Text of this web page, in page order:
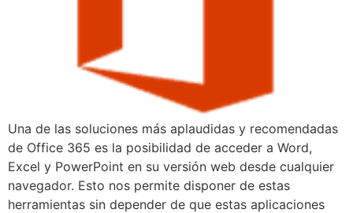
Una de las soluciones más aplaudidas y recomendadas
de Office 365 es la posibilidad de acceder a Word,
Excel y PowerPoint en su versión web desde cualquier
navegador. Esto nos permite disponer de estas
herramientas sin depender de que estas aplicaciones